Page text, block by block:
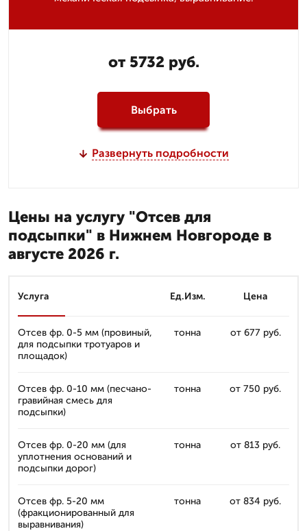
от 5732 руб.
Выбрать
Развернуть подробности
Цены на услугу "Отсев для
подсыпки" в Нижнем Новгороде в
августе 2026 г.
Услуга Ед.Изм. Цена
Отсев фр. 0-5 мм (провиный,
для подсыпки тротуаров и
площадок)
тонна от 677 руб.
Отсев фр. 0-10 мм (песчано-
гравийная смесь для
подсыпки)
тонна от 750 руб.
Отсев фр. 0-20 мм (для
уплотнения оснований и
подсыпки дорог)
тонна от 813 руб.
Отсев фр. 5-20 мм
(фракционированный для
выравнивания)
тонна от 834 руб.